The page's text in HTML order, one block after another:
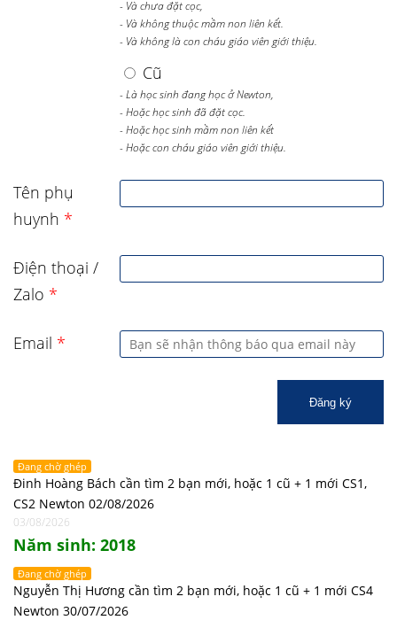
- Và chưa đặt cọc,
- Và không thuộc mầm non liên kết.
- Và không là con cháu giáo viên giới thiệu.
Cũ
- Là học sinh đang học ở Newton,
- Hoặc học sinh đã đặt cọc.
- Hoặc học sinh mầm non liên kết
- Hoặc con cháu giáo viên giới thiệu.
Tên phụ
huynh *
Điện thoại /
Zalo *
Email *
Đăng ký
Đang chờ ghép
Đinh Hoàng Bách cần tìm 2 bạn mới, hoặc 1 cũ + 1 mới CS1,
CS2 Newton 02/08/2026
03/08/2026
Năm sinh: 2018
Đang chờ ghép
Nguyễn Thị Hương cần tìm 2 bạn mới, hoặc 1 cũ + 1 mới CS4
Newton 30/07/2026